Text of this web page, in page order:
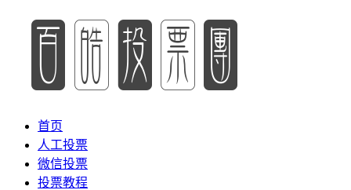
首页
人工投票
微信投票
投票教程